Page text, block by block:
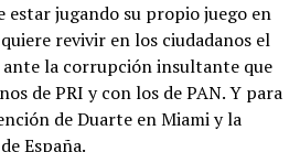
estar jugando su propio juego en
revivir en los ciudadanos el
la corrupción insultante que
de PRI y con los de PAN. Y para
de Duarte en Miami y la
España.